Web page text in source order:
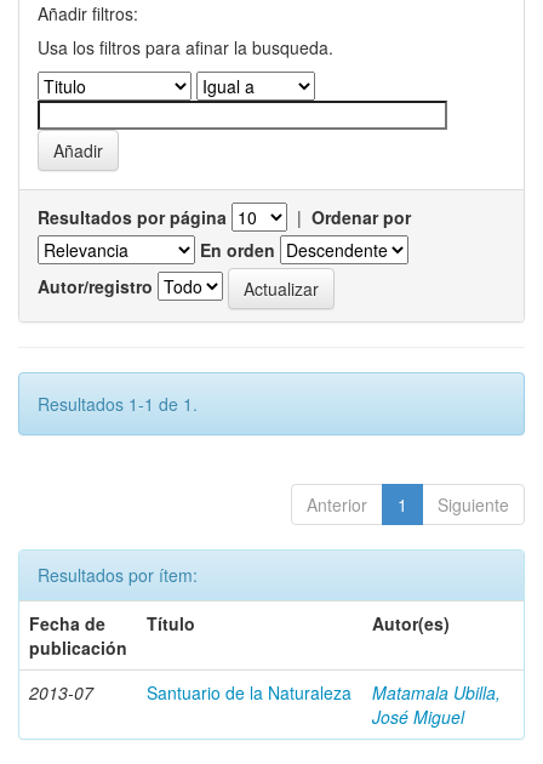
Añadir filtros:
Usa los filtros para afinar la busqueda.
Resultados por página | Ordenar por
En orden
Autor/registro
Resultados 1-1 de 1.
Anterior 1 Siguiente
Resultados por ítem:
Fecha de
publicación
Título Autor(es)
2013-07 Santuario de la Naturaleza
Matamala Ubilla,
José Miguel